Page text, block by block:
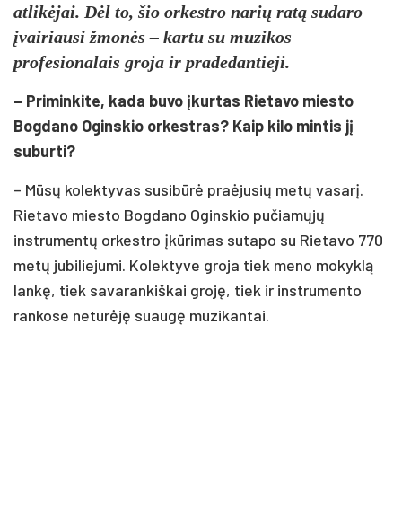
atlikėjai. Dėl to, šio orkestro narių ratą sudaro
įvairiausi žmonės – kartu su muzikos
profesionalais groja ir pradedantieji.
– Priminkite, kada buvo įkurtas Rietavo miesto
Bogdano Oginskio orkestras? Kaip kilo mintis jį
suburti?
– Mūsų kolektyvas susibūrė praėjusių metų vasarį.
Rietavo miesto Bogdano Oginskio pučiamųjų
instrumentų orkestro įkūrimas sutapo su Rietavo 770
metų jubiliejumi. Kolektyve groja tiek meno mokyklą
lankę, tiek savarankiškai groję, tiek ir instrumento
rankose neturėję suaugę muzikantai.